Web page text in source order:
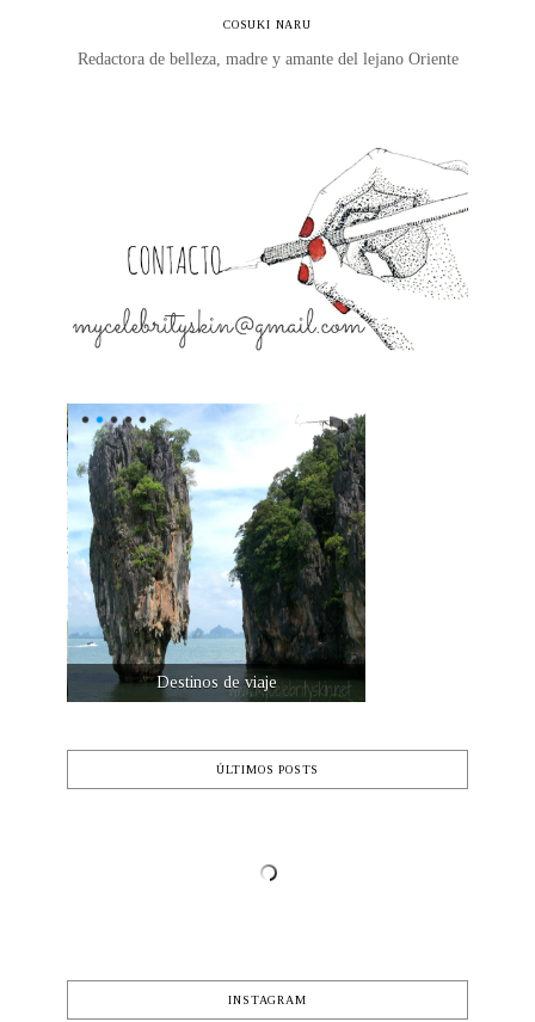
COSUKI NARU
Redactora de belleza, madre y amante del lejano Oriente
Destinos de viaje
ÚLTIMOS POSTS
INSTAGRAM